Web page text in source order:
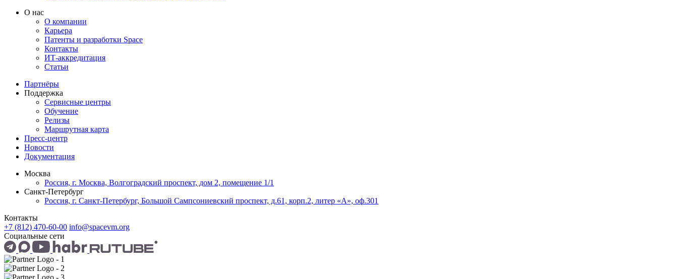
О нас
О компании
Карьера
Патенты и разработки Space
Контакты
ИТ-аккредитация
Статьи
Партнёры
Поддержка
Сервисные центры
Обучение
Релизы
Маршрутная карта
Пресс-центр
Новости
Документация
Москва
Россия, г. Москва, Волгоградский проспект, дом 2, помещение 1/1
Санкт-Петербург
Россия, г. Санкт-Петербург, Большой Сампсониевский проспект, д.61, корп.2, литер «А», оф.301
Контакты
+7 (812) 470-60-00 info@spacevm.org
Социальные сети